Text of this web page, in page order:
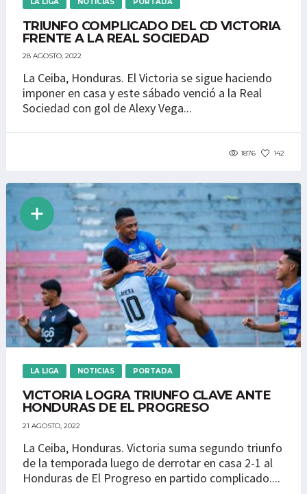
TRIUNFO COMPLICADO DEL CD VICTORIA
FRENTE A LA REAL SOCIEDAD
28 AGOSTO, 2022
La Ceiba, Honduras. El Victoria se sigue haciendo
imponer en casa y este sábado venció a la Real
Sociedad con gol de Alexy Vega...
1876 142
LA LIGA NOTICIAS PORTADA
VICTORIA LOGRA TRIUNFO CLAVE ANTE
HONDURAS DE EL PROGRESO
21 AGOSTO, 2022
La Ceiba, Honduras. Victoria suma segundo triunfo
de la temporada luego de derrotar en casa 2-1 al
Honduras de El Progreso en partido complicado....